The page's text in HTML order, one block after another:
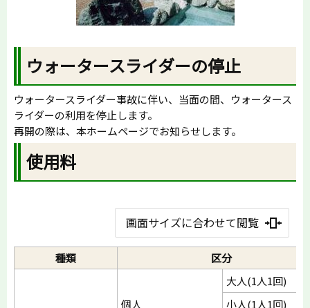
ウォータースライダーの停止
ウォータースライダー事故に伴い、当面の間、ウォータース
ライダーの利用を停止します。
再開の際は、本ホームページでお知らせします。
使用料
画面サイズに合わせて閲覧
種類 区分
個人
大人(1人1回)
小人(1人1回)